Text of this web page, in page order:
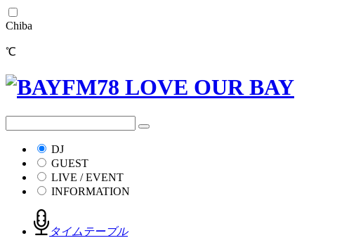
Chiba
℃
DJ
GUEST
LIVE / EVENT
INFORMATION
タイムテーブル